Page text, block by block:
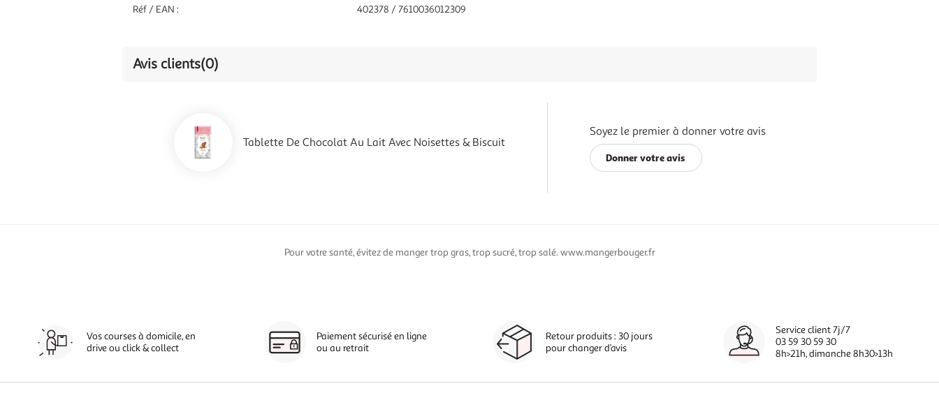
Réf / EAN : 402378 / 7610036012309
Avis clients(0)
Tablette De Chocolat Au Lait Avec Noisettes & Biscuit
Soyez le premier à donner votre avis
Donner votre avis
Pour votre santé, évitez de manger trop gras, trop sucré, trop salé. www.mangerbouger.fr
Vos courses à domicile, en
drive ou click & collect
Paiement sécurisé en ligne
ou au retrait
Retour produits : 30 jours
pour changer d’avis
Service client 7j/7
03 59 30 59 30
8h>21h, dimanche 8h30>13h